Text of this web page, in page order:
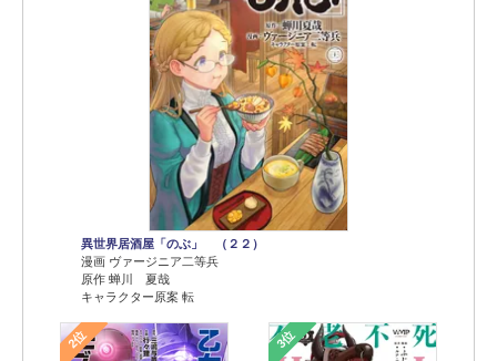
異世界居酒屋「のぶ」 （２２）
漫画 ヴァージニア二等兵
原作 蝉川 夏哉
キャラクター原案 転
2位 3位